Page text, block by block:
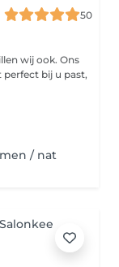
50
wij ook. Ons
perfect bij u past,
/ nat